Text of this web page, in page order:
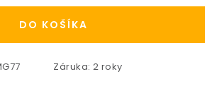
DO KOŠÍKA
Záruka: 2 roky